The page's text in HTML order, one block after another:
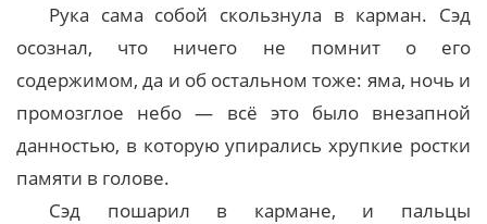
Рука сама собой скользнула в карман. Сэд
осознал, что ничего не помнит о его
содержимом, да и об остальном тоже: яма, ночь и
промозглое небо — всё это было внезапной
данностью, в которую упирались хрупкие ростки
памяти в голове.
Сэд пошарил в кармане, и пальцы